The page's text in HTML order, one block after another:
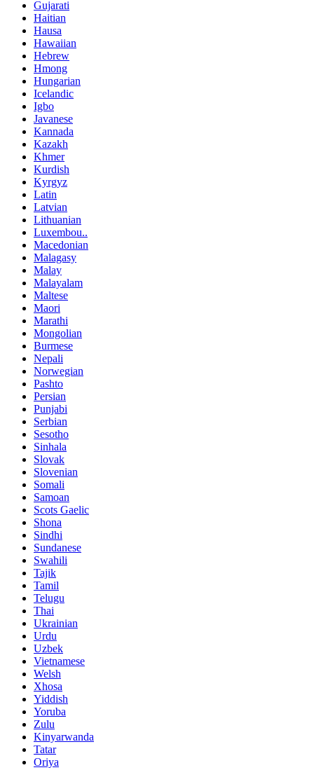
Gujarati
Haitian
Hausa
Hawaiian
Hebrew
Hmong
Hungarian
Icelandic
Igbo
Javanese
Kannada
Kazakh
Khmer
Kurdish
Kyrgyz
Latin
Latvian
Lithuanian
Luxembou..
Macedonian
Malagasy
Malay
Malayalam
Maltese
Maori
Marathi
Mongolian
Burmese
Nepali
Norwegian
Pashto
Persian
Punjabi
Serbian
Sesotho
Sinhala
Slovak
Slovenian
Somali
Samoan
Scots Gaelic
Shona
Sindhi
Sundanese
Swahili
Tajik
Tamil
Telugu
Thai
Ukrainian
Urdu
Uzbek
Vietnamese
Welsh
Xhosa
Yiddish
Yoruba
Zulu
Kinyarwanda
Tatar
Oriya